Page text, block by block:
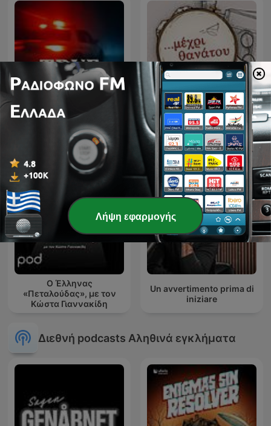
True Crime Documentary Μέχρι Θανάτου
Ο Έλληνας
«Πεταλούδας», με τον
Κώστα Γιαννακίδη
Un avvertimento prima di
iniziare
Διεθνή podcasts Αληθινά εγκλήματα
Λήψη εφαρμογής